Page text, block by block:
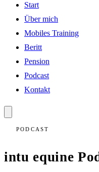
Start
Über mich
Mobiles Training
Beritt
Pension
Podcast
Kontakt
PODCAST
intu equine